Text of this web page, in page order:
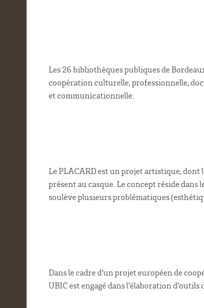
Les 26 bibliothèques publiques de
coopération culturelle, professionnelle,
et communicationnelle.
Le PLACARD est un projet artistique,
présent au casque. Le concept réside
soulève plusieurs problématiques
Dans le cadre d’un projet européen de
UBIC est engagé dans l’élaboration